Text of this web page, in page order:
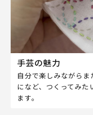
手芸の魅力
自分で楽しみながら
になど、つくってみ
ます。